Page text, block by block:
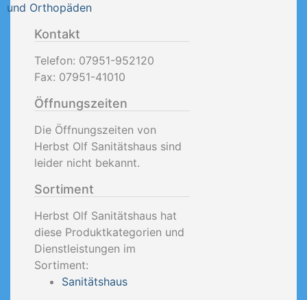
und Orthopäden
Kontakt
Telefon: 07951-952120
Fax: 07951-41010
Öffnungszeiten
Die Öffnungszeiten von
Herbst Olf Sanitätshaus sind
leider nicht bekannt.
Sortiment
Herbst Olf Sanitätshaus hat
diese Produktkategorien und
Dienstleistungen im
Sortiment:
Sanitätshaus